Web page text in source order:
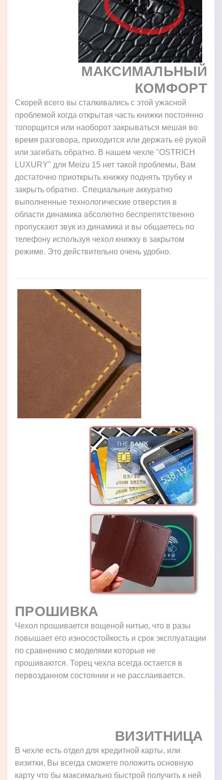
МАКСИМАЛЬНЫЙ
КОМФОРТ
Скорей всего вы сталкивались с этой ужасной
проблемой когда открытая часть книжки постоянно
топорщится или наоборот закрываться мешая во
время разговора, приходится или держать её рукой
или загибать обратно. В нашем чехле "OSTRICH
LUXURY" для Meizu 15 нет такой проблемы, Вам
достаточно приоткрыть книжку поднять трубку и
закрыть обратно. Специальные аккуратно
выполненные технологические отверстия в
области динамика абсолютно беспрепятственно
пропускают звук из динамика и вы общаетесь по
телефону используя чехол книжку в закрытом
режиме. Это действительно очень удобно.
ПРОШИВКА
Чехол прошивается вощеной нитью, что в разы
повышает его износостойкость и срок эксплуатации
по сравнению с моделями которые не
прошиваются. Торец чехла всегда остается в
первозданном состоянии и не расслаивается.
ВИЗИТНИЦА
В чехле есть отдел для кредитной карты, или
визитки, Вы всегда сможете положить основную
карту что бы максимально быстрой получить к ней